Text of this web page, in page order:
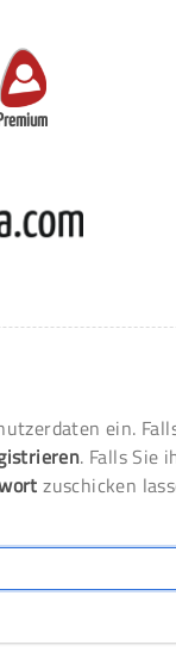
ein.
. Falls Sie
zuschicken